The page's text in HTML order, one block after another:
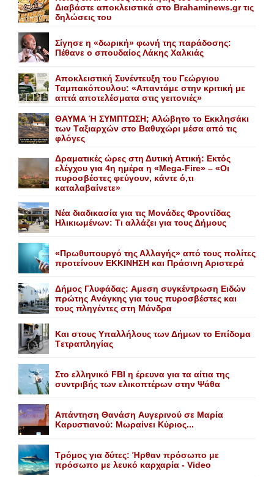
Διαβάστε αποκλειστικά στο Brahaminews.gr τις
δηλώσεις του
Σίγησε η «δωρική» φωνή της παράδοσης:
Πέθανε o σπουδαίος Λάκης Xαλκιάς
Αποκλειστική Συνέντευξη του Γεώργιου
Ταμπακόπουλου: «Απαντάμε στην κριτική με
απτά αποτελέσματα στις γειτονιές»
ΘΑΥΜΑ Ή ΣΥΜΠΤΩΣΗ; Aλώβητο το Eκκλησάκι
των Tαξιαρχών στο Bαθυχώρι μέσα από τις
φλόγες
Δραματικές ώρες στη Δυτική Αττική: Εκτός
ελέγχου για 4η ημέρα η «Mega-Fire» – «Οι
πυροσβέστες φεύγουν, κάντε ό,τι
καταλαβαίνετε»
Nέα διαδικασία για τις Mονάδες Φροντίδας
Hλικιωμένων: Tι αλλάζει για τους Δήμους
«Πρωθυπουργό της Αλλαγής» από τους πολίτες
προτείνουν EKKINHΣΗ και Πράσινη Αριστερά
Δήμος Γλυφάδας: Aμεση συγκέντρωση Eιδών
πρώτης Aνάγκης για τους πυροσβέστες και
τους πληγέντες στη Mάνδρα
Kαι στους Yπαλλήλους των Δήμων το Eπίδομα
Tετραπληγίας
Στο ελληνικό FBI η έρευνα για τα αίτια της
συντριβής των ελικοπτέρων στην Ψάθα
Aπάντηση Θανάση Aυγερινού σε Mαρία
Kαρυστιανού: Mωραίνει Kύριος...
Τρόμος για δύτες: Ήρθαν πρόσωπο με
πρόσωπο με λευκό καρχαρία - Video